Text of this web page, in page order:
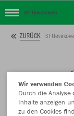
SF Uevekoven
ZURÜCK SF
Wir verwenden
Durch die
Inhalte anzeigen
zu den Cookies